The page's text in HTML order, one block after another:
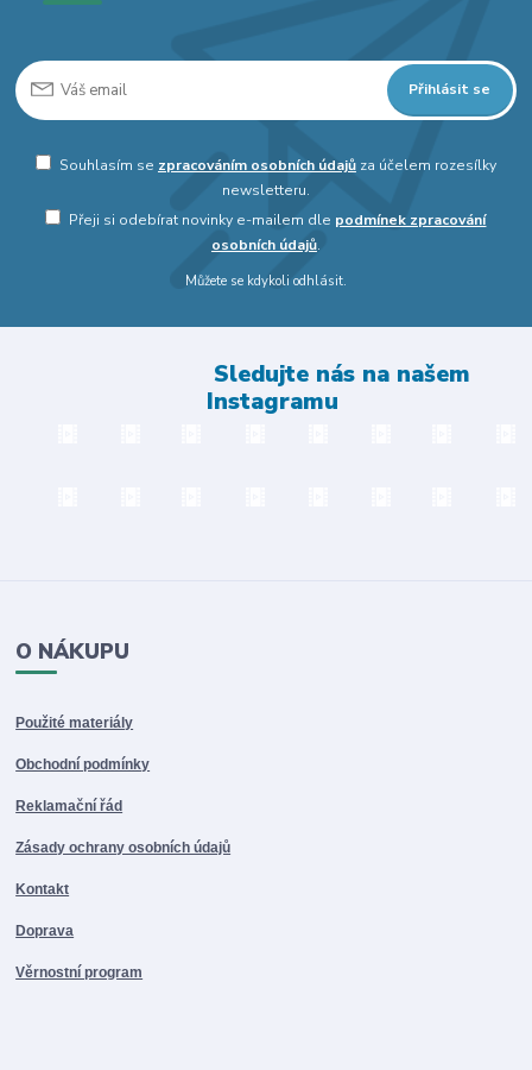
Přihlásit se
Souhlasím se zpracováním osobních údajůza účelem rozesílky
newsletteru.
Přeji si odebírat novinky e-mailem dle podmínek zpracování
osobních údajů.
Můžete se kdykoli odhlásit.
Sledujte nás na našem
Instagramu
O NÁKUPU
Použité materiály
Obchodní podmínky
Reklamační řád
Zásady ochrany osobních údajů
Kontakt
Doprava
Věrnostní program